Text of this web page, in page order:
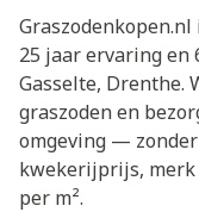
25 jaar ervaring en
Gasselte, Drenthe.
graszoden en
omgeving —
kwekerijprijs, merk
per m².